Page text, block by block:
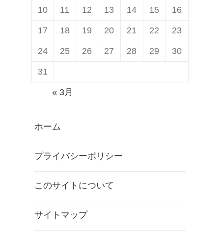
10 11 12 13 14 15 16
17 18 19 20 21 22 23
24 25 26 27 28 29 30
31
« 3月
ホーム
プライバシーポリシー
このサイトについて
サイトマップ